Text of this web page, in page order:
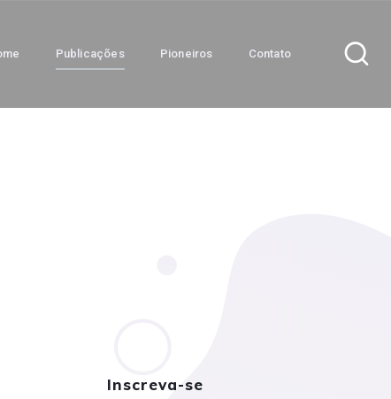
Publicações Pioneiros Contato
Inscreva-se